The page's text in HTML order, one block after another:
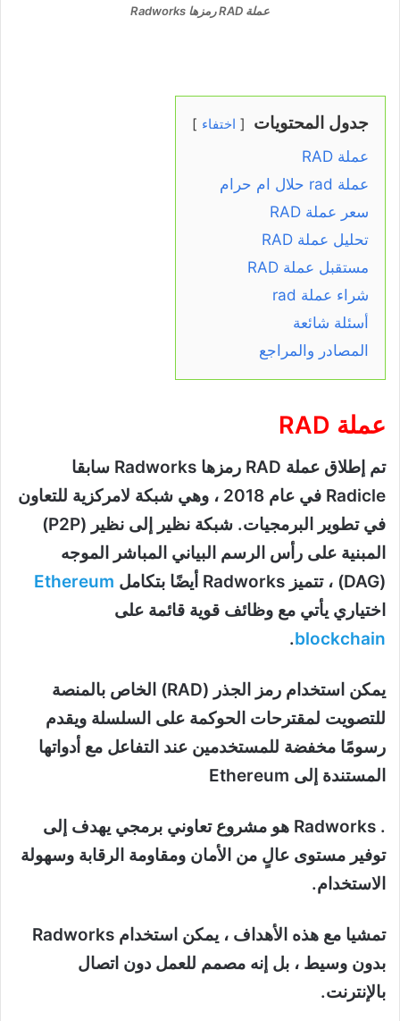
عملة RAD رمزها Radworks
جدول المحتويات اختفاء
عملة RAD
عملة rad حلال ام حرام
سعر عملة RAD
تحليل عملة RAD
مستقبل عملة RAD
شراء عملة rad
أسئلة شائعة
المصادر والمراجع
عملة RAD
تم إطلاق عملة RAD رمزها Radworks سابقا
Radicle في عام 2018 ، وهي شبكة لامركزية للتعاون
في تطوير البرمجيات. شبكة نظير إلى نظير (P2P)
المبنية على رأس الرسم البياني المباشر الموجه
(DAG) ، تتميز Radworks أيضًا بتكامل
Ethereum
اختياري يأتي مع وظائف قوية قائمة على
blockchain
.
يمكن استخدام رمز الجذر (RAD) الخاص بالمنصة
للتصويت لمقترحات الحوكمة على السلسلة ويقدم
رسومًا مخفضة للمستخدمين عند التفاعل مع أدواتها
المستندة إلى Ethereum
. Radworks هو مشروع تعاوني برمجي يهدف إلى
توفير مستوى عالٍ من الأمان ومقاومة الرقابة وسهولة
الاستخدام.
تمشيا مع هذه الأهداف ، يمكن استخدام Radworks
بدون وسيط ، بل إنه مصمم للعمل دون اتصال
بالإنترنت.